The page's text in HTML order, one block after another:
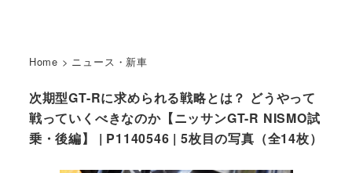
Home > ニュース・新車
次期型GT-Rに求められる戦略とは？ どうやって
戦っていくべきなのか【ニッサンGT-R NISMO試
乗・後編】 | P1140546 | 5枚目の写真（全14枚）